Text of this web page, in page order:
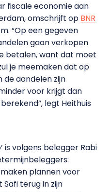
fiscale economie aan
omschrijft op BNR
“Op een gegeven
gaan verkopen
betalen, want dat moet
je meemaken dat op
aandelen zijn
voor krijgt dan
legt Heithuis
is volgens belegger Rabi
plannen voor
terug in zijn